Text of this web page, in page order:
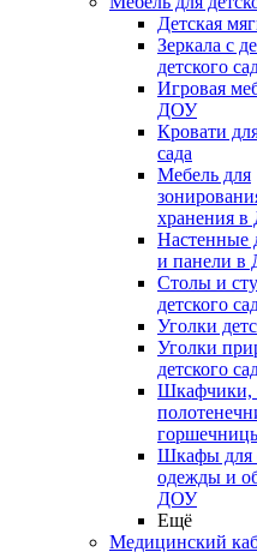
Детская
Зеркала с
детского
Игровая
ДОУ
Кровати
сада
Мебель для
хранения
Настенные
и панели
Столы и
детского
Уголки
Уголки
детского
Шкафчики,
Шкафы для
одежды и
ДОУ
Ещё
Медицинский